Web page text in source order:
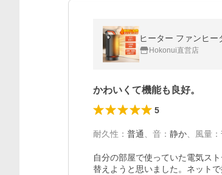
Hokonui直営店
かわいくて機能も良好。
5
耐久性 ： 普通 音 ： 静か 風量 ：
自分の部屋で使っていた電気ス
替えようと思いました。ネット